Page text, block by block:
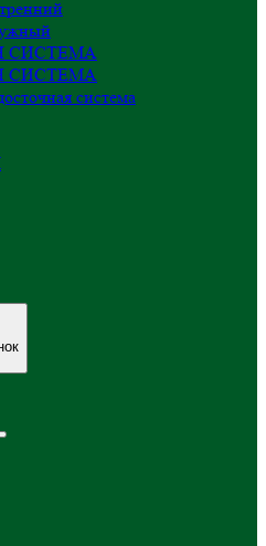
СИСТЕМА
СИСТЕМА
система